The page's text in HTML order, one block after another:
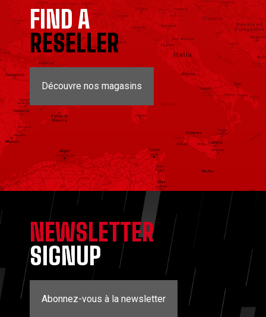
FIND A
RESELLER
Découvre nos magasins
NEWSLETTER
SIGNUP
Abonnez-vous à la newsletter